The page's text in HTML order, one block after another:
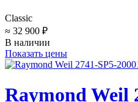
Classic
≈ 32 900 ₽
В наличии
Показать цены
Raymond Weil